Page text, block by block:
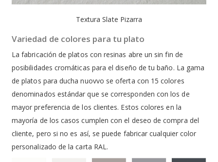
Textura Slate Pizarra
Variedad de colores para tu plato
La fabricación de platos con resinas abre un sin fin de
posibilidades cromáticas para el diseño de tu baño. La gama
de platos para ducha nuovvo se oferta con 15 colores
denominados estándar que se corresponden con los de
mayor preferencia de los clientes. Estos colores en la
mayoría de los casos cumplen con el deseo de compra del
cliente, pero si no es así, se puede fabricar cualquier color
personalizado de la carta RAL.